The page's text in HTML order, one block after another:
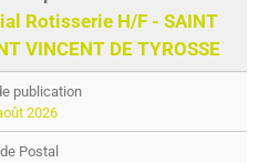
Rotisserie H/F - SAINT
VINCENT DE TYROSSE
2026